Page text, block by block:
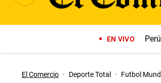
EN VIVO
El Comercio · Deporte Total · Futbol